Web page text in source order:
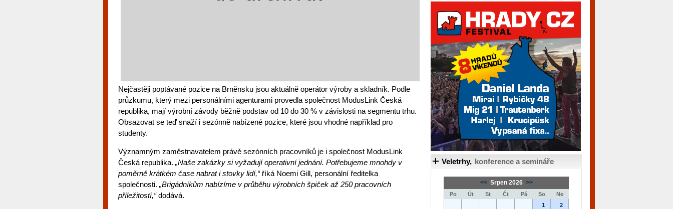
Nejčastěji poptávané pozice na Brněnsku jsou aktuálně operátor výroby a skladník. Podle
průzkumu, který mezi personálními agenturami provedla společnost ModusLink Česká
republika, mají výrobní závody běžně podstav od 10 do 30 % v závislosti na segmentu trhu.
Obsazovat se teď snaží i sezónně nabízené pozice, které jsou vhodné například pro
studenty.
Významným zaměstnavatelem právě sezónních pracovníků je i společnost ModusLink
Česká republika. „Naše zakázky si vyžadují operativní jednání. Potřebujeme mnohdy v
poměrně krátkém čase nabrat i stovky lidí,“říká Noemi Gill, personální ředitelka
společnosti. „Brigádníkům nabízíme v průběhu výrobních špiček až 250 pracovních
příležitostí,“dodává.
Veletrhy, konference a semináře
<< Srpen 2026 >>
Po Út St Čt Pá So
Ne
1
2